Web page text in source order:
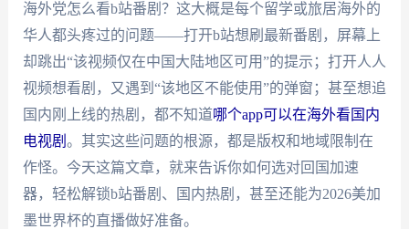
海外党怎么看b站番剧？这大概是每个留学或旅居海外的
华人都头疼过的问题——打开b站想刷最新番剧，屏幕上
却跳出“该视频仅在中国大陆地区可用”的提示；打开人人
视频想看剧，又遇到“该地区不能使用”的弹窗；甚至想追
国内刚上线的热剧，都不知道哪个app可以在海外看国内
电视剧 。其实这些问题的根源，都是版权和地域限制在
作怪。今天这篇文章，就来告诉你如何选对回国加速
器，轻松解锁b站番剧、国内热剧，甚至还能为2026美加
墨世界杯的直播做好准备。